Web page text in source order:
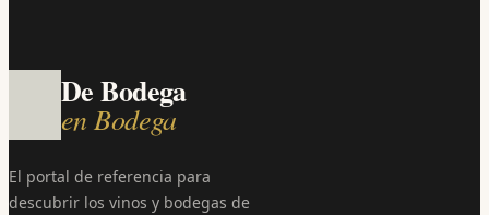
De Bodega
en Bodega
El portal de referencia para
descubrir los vinos y bodegas de